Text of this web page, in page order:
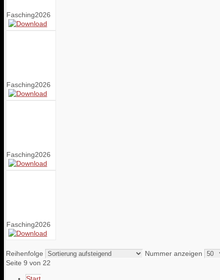
Fasching2026
Fasching2026
Fasching2026
Fasching2026
Reihenfolge
Nummer anzeigen
Seite 9 von 22
Start